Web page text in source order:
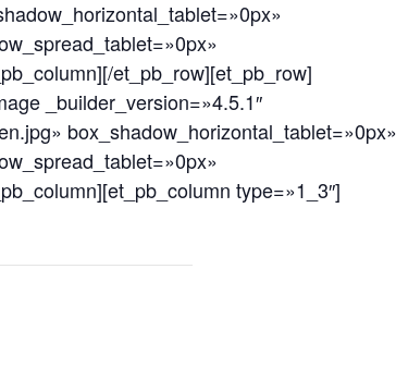
et_pb_row][et_pb_row]
_builder_version=»4.5.1″
box_shadow_horizontal_tablet=»0px»
type=»1_3″]